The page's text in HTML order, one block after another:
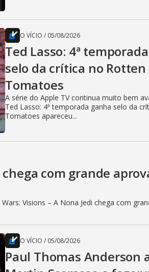
O VÍCIO / 05/08/2026
Ted Lasso: 4ª
selo da crítica no Rotten
Tomatoes
A série do Apple TV continua muito bem
Ted Lasso: 4ª temporada ganha selo da
Tomatoes apareceu...
com grande
Visions – A Nona Jedi chega com
O VÍCIO / 05/08/2026
Paul Thomas Anderson